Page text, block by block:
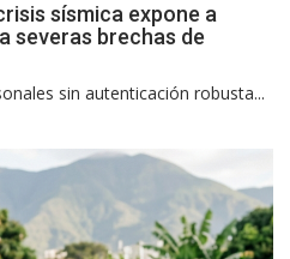
sísmica expone a
severas brechas de
sin autenticación robusta...